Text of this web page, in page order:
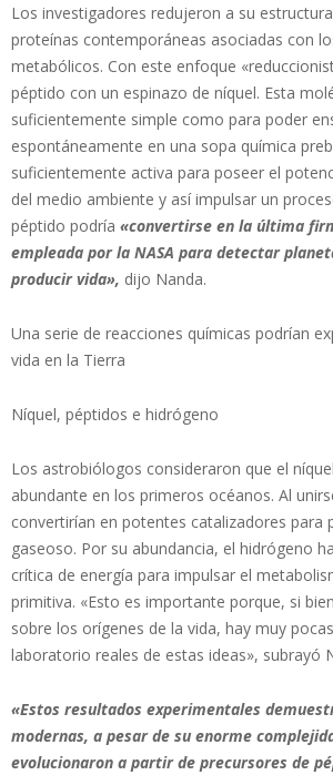
Los investigadores redujeron a su
proteínas contemporáneas asociadas con
metabólicos. Con este enfoque
péptido con un espinazo de níquel. Esta
suficientemente simple como para poder
espontáneamente en una sopa química
suficientemente activa para poseer el
del medio ambiente y así impulsar un
péptido podría «convertirse en la última
empleada por la NASA para detectar
producir vida», dijo Nanda.
Una serie de reacciones químicas podrían
vida en la Tierra
Níquel, péptidos e hidrógeno
Los astrobiólogos consideraron que el
abundante en los primeros océanos. Al
convertirían en potentes catalizadores para
gaseoso. Por su abundancia, el hidrógeno
crítica de energía para impulsar el
primitiva. «Esto es importante porque, si
sobre los orígenes de la vida, hay muy
laboratorio reales de estas ideas», subrayó
«Estos resultados experimentales
modernas, a pesar de su enorme
evolucionaron a partir de precursores de